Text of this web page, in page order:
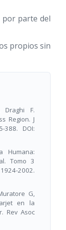
por parte del
propios sin
Draghi F.
Region. J
388. DOI:
Humana:
Tomo 3
2002.
G,
en la
Rev Asoc